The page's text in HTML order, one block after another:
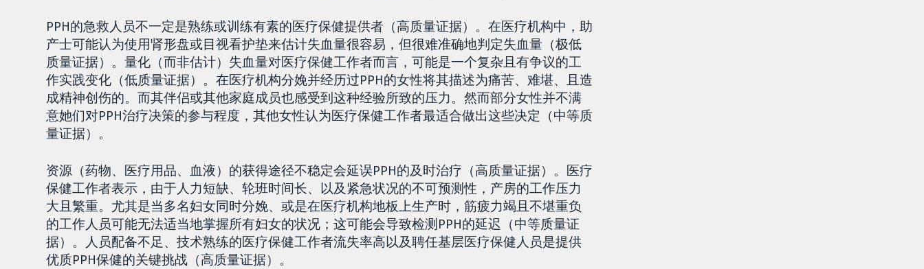
PPH的急救人员不一定是熟练或训练有素的医疗保健提供者（高质量证据）。在医疗机构中，助
产士可能认为使用肾形盘或目视看护垫来估计失血量很容易，但很难准确地判定失血量（极低
质量证据）。量化（而非估计）失血量对医疗保健工作者而言，可能是一个复杂且有争议的工
作实践变化（低质量证据）。在医疗机构分娩并经历过PPH的女性将其描述为痛苦、难堪、且造
成精神创伤的。而其伴侣或其他家庭成员也感受到这种经验所致的压力。然而部分女性并不满
意她们对PPH治疗决策的参与程度，其他女性认为医疗保健工作者最适合做出这些决定（中等质
量证据）。
资源（药物、医疗用品、血液）的获得途径不稳定会延误PPH的及时治疗（高质量证据）。医疗
保健工作者表示，由于人力短缺、轮班时间长、以及紧急状况的不可预测性，产房的工作压力
大且繁重。尤其是当多名妇女同时分娩、或是在医疗机构地板上生产时，筋疲力竭且不堪重负
的工作人员可能无法适当地掌握所有妇女的状况；这可能会导致检测PPH的延迟（中等质量证
据）。人员配备不足、技术熟练的医疗保健工作者流失率高以及聘任基层医疗保健人员是提供
优质PPH保健的关键挑战（高质量证据）。